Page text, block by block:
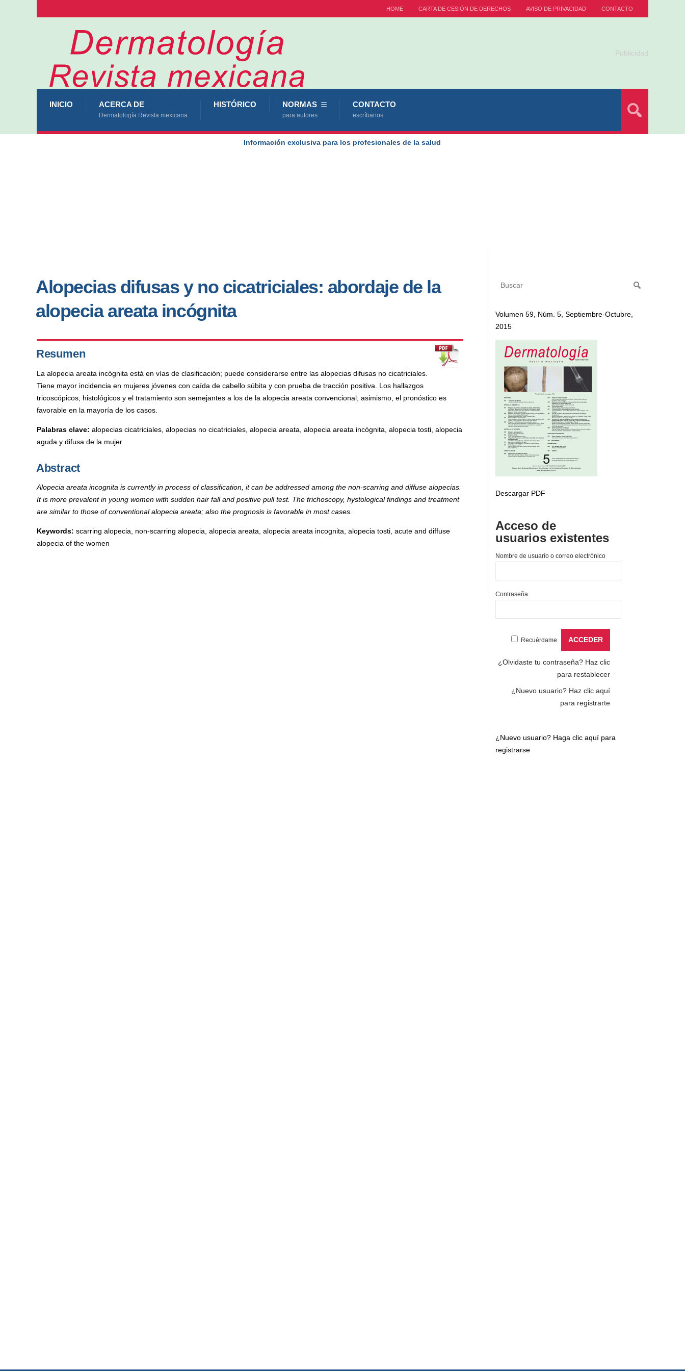
HOME CARTA DE CESIÓN DE DERECHOS AVISO DE PRIVACIDAD CONTACTO
Publicidad
INICIO ACERCA DE
Dermatología Revista mexicana
HISTÓRICO NORMAS
para autores
CONTACTO
escríbanos
Información exclusiva para los profesionales de la salud
Alopecias difusas y no cicatriciales: abordaje de la
alopecia areata incógnita
Resumen
La alopecia areata incógnita está en vías de clasificación; puede considerarse entre las alopecias difusas no cicatriciales.
Tiene mayor incidencia en mujeres jóvenes con caída de cabello súbita y con prueba de tracción positiva. Los hallazgos
tricoscópicos, histológicos y el tratamiento son semejantes a los de la alopecia areata convencional; asimismo, el pronóstico es
favorable en la mayoría de los casos.
Palabras clave: alopecias cicatriciales, alopecias no cicatriciales, alopecia areata, alopecia areata incógnita, alopecia tosti, alopecia
aguda y difusa de la mujer
Abstract
Alopecia areata incognita is currently in process of classification, it can be addressed among the non-scarring and diffuse alopecias.
It is more prevalent in young women with sudden hair fall and positive pull test. The trichoscopy, hystological findings and treatment
are similar to those of conventional alopecia areata; also the prognosis is favorable in most cases.
Keywords: scarring alopecia, non-scarring alopecia, alopecia areata, alopecia areata incognita, alopecia tosti, acute and diffuse
alopecia of the women
Volumen 59, Núm. 5, Septiembre-Octubre,
2015
Descargar PDF
Acceso de
usuarios existentes
Nombre de usuario o correo electrónico
Contraseña
Recuérdame
¿Olvidaste tu contraseña? Haz clic
para restablecer
¿Nuevo usuario? Haz clic aquí
para registrarte
¿Nuevo usuario? Haga clic aquí para
registrarse